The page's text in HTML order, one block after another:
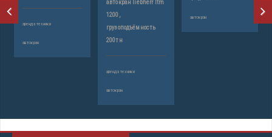
аренда техники
автокран
автокран liebherr ltm
1200,
грузоподъёмность
200тн
аренда техники
автокран
автокран